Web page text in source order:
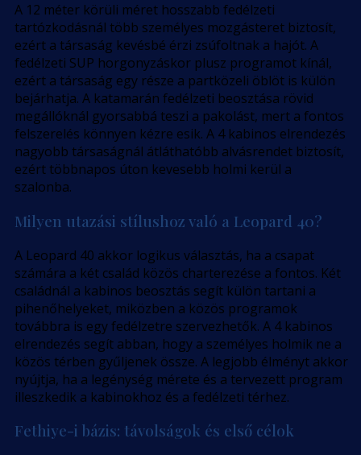
A 12 méter körüli méret hosszabb fedélzeti
tartózkodásnál több személyes mozgásteret biztosít,
ezért a társaság kevésbé érzi zsúfoltnak a hajót. A
fedélzeti SUP horgonyzáskor plusz programot kínál,
ezért a társaság egy része a partközeli öblöt is külön
bejárhatja. A katamarán fedélzeti beosztása rövid
megállóknál gyorsabbá teszi a pakolást, mert a fontos
felszerelés könnyen kézre esik. A 4 kabinos elrendezés
nagyobb társaságnál átláthatóbb alvásrendet biztosít,
ezért többnapos úton kevesebb holmi kerül a
szalonba.
Milyen utazási stílushoz való a Leopard 40?
A Leopard 40 akkor logikus választás, ha a csapat
számára a két család közös charterezése a fontos. Két
családnál a kabinos beosztás segít külön tartani a
pihenőhelyeket, miközben a közös programok
továbbra is egy fedélzetre szervezhetők. A 4 kabinos
elrendezés segít abban, hogy a személyes holmik ne a
közös térben gyűljenek össze. A legjobb élményt akkor
nyújtja, ha a legénység mérete és a tervezett program
illeszkedik a kabinokhoz és a fedélzeti térhez.
Fethiye-i bázis: távolságok és első célok